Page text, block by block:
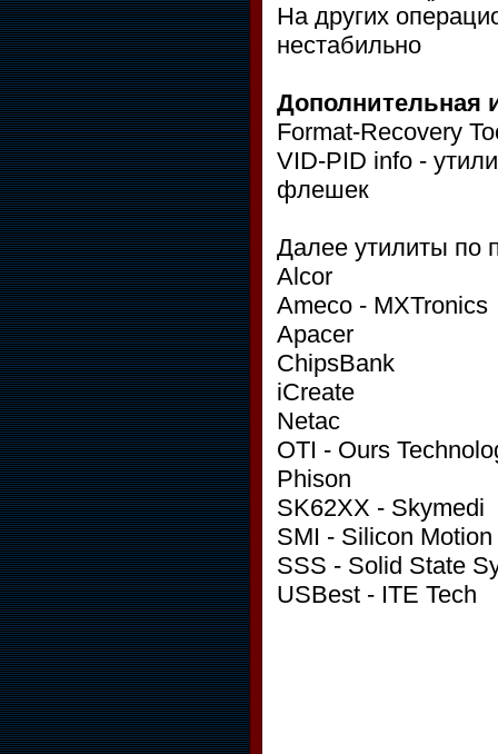
На других
нестабильно
Дополнительная
Format-Recovery
VID-PID info -
флешек
Далее утилиты по
Alcor
Ameco - MXTronics
Apacer
ChipsBank
iCreate
Netac
OTI - Ours
Phison
SK62XX - Skymedi
SMI - Silicon Motion
SSS - Solid State
USBest - ITE Tech